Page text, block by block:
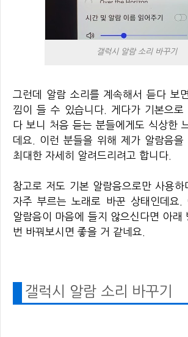
갤럭시 알람 소리 바꾸기
그런데 알람 소리를 계속해서 듣다 보
낌이 들 수 있습니다. 게다가 기본으로
다 보니 처음 듣는 분들에게도 식상한
데요. 이런 분들을 위해 제가 알람음을
최대한 자세히 알려드리려고 합니다.
참고로 저도 기본 알람음으로만 사용
자주 부르는 노래로 바꾼 상태인데요.
알람음이 마음에 들지 않으신다면 아래
번 바꿔보시면 좋을 거 같네요.
갤럭시 알람 소리 바꾸기